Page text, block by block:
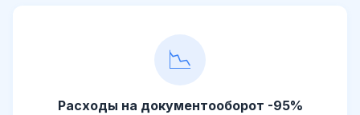
📉
Расходы на документооборот -95%